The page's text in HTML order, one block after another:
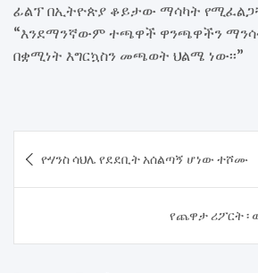
ፊልፕ በኢትዮጵያ ቆይታው ማሳካት
“እንደማንኛውም ተጫዋች ዋንጫዋችን
በቋሚነት እግርኳስን መጫወት ህልሜ ነው፡፡”
navigation
ዮሃንስ ሳህሌ የደደቢት አሰልጣኝ ሆነው ተሾሙ
የጨዋታ ሪፖርት ፡